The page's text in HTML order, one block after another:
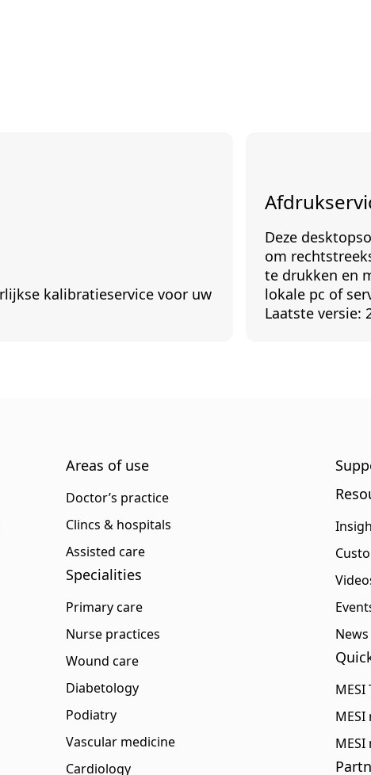
kalibratieservice voor uw
Deze
om
te drukken en
lokale pc of
Laatste versie:
Areas of use
Doctor’s practice
Clincs & hospitals
Assisted care
Specialities
Primary care
Nurse practices
Wound care
Diabetology
Podiatry
Vascular medicine
Cardiology
MESI
MESI
MESI